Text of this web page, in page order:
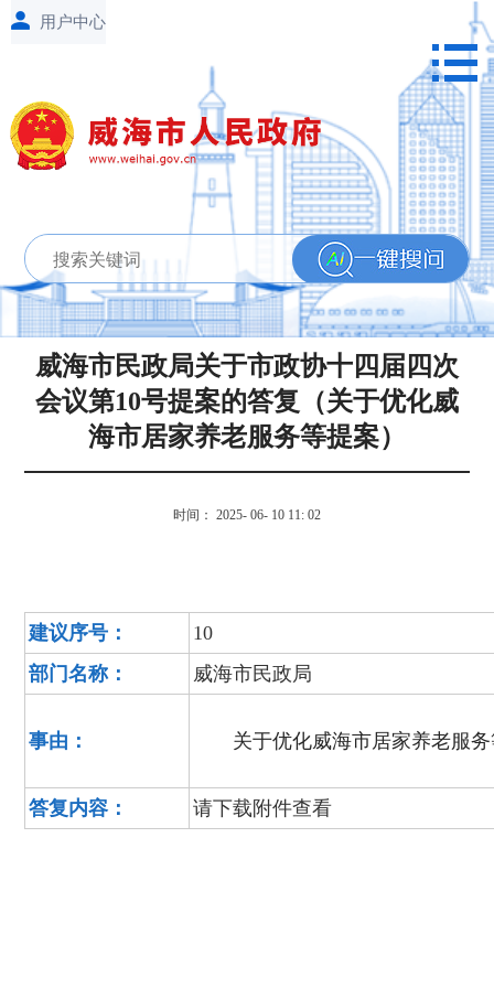
威海市民政局关于市政协十四届四次
会议第10号提案的答复（关于优化威
海市居家养老服务等提案）
时间： 2025- 06- 10 11: 02
建议序号：
10
部门名称：
威海市民政局
事由： 关于优化威海市居家养老服
答复内容： 请下载附件查看